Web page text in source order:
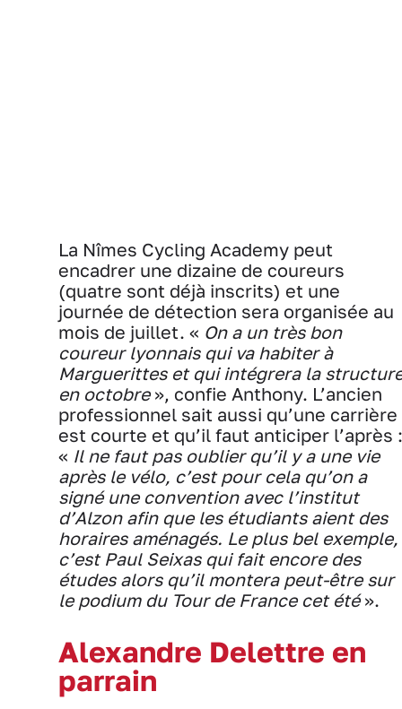
La Nîmes Cycling Academy peut
encadrer une dizaine de coureurs
(quatre sont déjà inscrits) et une
journée de détection sera organisée au
mois de juillet. « On a un très bon
coureur lyonnais qui va habiter à
Marguerittes et qui intégrera la
en octobre», confie Anthony. L’ancien
professionnel sait aussi qu’une carrière
est courte et qu’il faut anticiper l’après :
« Il ne faut pas oublier qu’il y a une vie
après le vélo, c’est pour cela qu’on a
signé une convention avec l’institut
d’Alzon afin que les étudiants aient des
horaires aménagés. Le plus bel exemple,
c’est Paul Seixas qui fait encore des
études alors qu’il montera peut-être sur
le podium du Tour de France cet été».
Alexandre Delettre en
parrain